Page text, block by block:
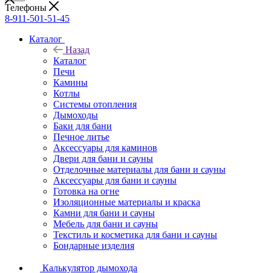
Печное литье
Аксессуары для каминов
Отделочные материалы для бани и сауны
Аксессуары для бани и сауны
Готовка на огне
Изоляционные материалы и краска
Камни для бани и сауны
Мебель для бани и сауны
Текстиль и косметика для бани и сауны
Бондарные изделия
Телефоны
8-911-501-51-45
Каталог
Назад
Каталог
Печи
Камины
Котлы
Системы отопления
Дымоходы
Баки для бани
Печное литье
Аксессуары для каминов
Двери для бани и сауны
Отделочные материалы для бани и сауны
Аксессуары для бани и сауны
Готовка на огне
Изоляционные материалы и краска
Камни для бани и сауны
Мебель для бани и сауны
Текстиль и косметика для бани и сауны
Бондарные изделия
Калькулятор дымохода